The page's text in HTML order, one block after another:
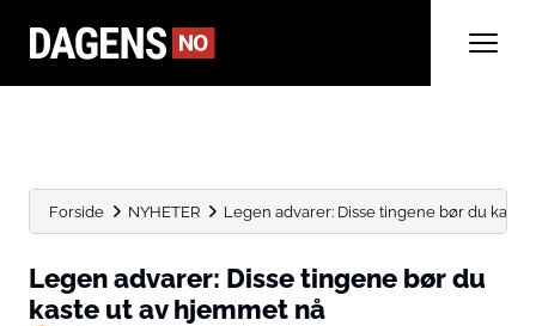
Forside NYHETER Legen advarer: Disse tingene bør du kaste
Legen advarer: Disse tingene bør du
kaste ut av hjemmet nå